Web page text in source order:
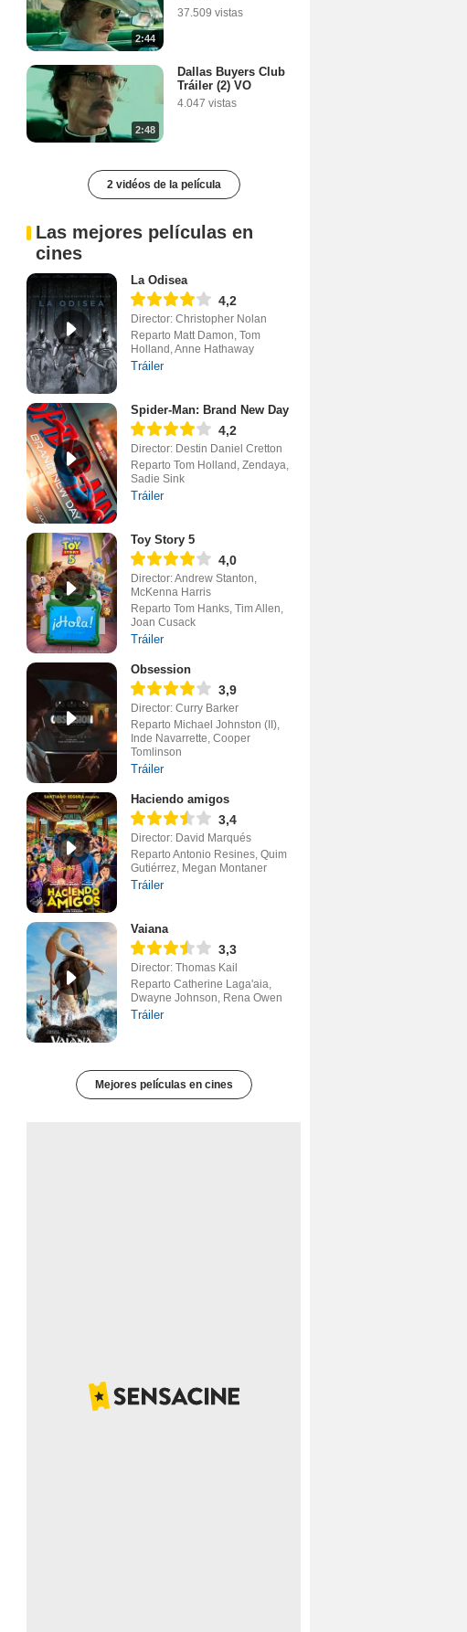
2:44
37.509 vistas
2:48
Dallas Buyers Club
Tráiler (2) VO
4.047 vistas
2 vidéos de la película
Las mejores películas en
cines
La Odisea
4,2
Director: Christopher Nolan
Reparto Matt Damon, Tom
Holland, Anne Hathaway
Tráiler
Spider-Man: Brand New Day
4,2
Director: Destin Daniel Cretton
Reparto Tom Holland, Zendaya,
Sadie Sink
Tráiler
Toy Story 5
4,0
Director: Andrew Stanton,
McKenna Harris
Reparto Tom Hanks, Tim Allen,
Joan Cusack
Tráiler
Obsession
3,9
Director: Curry Barker
Reparto Michael Johnston (II),
Inde Navarrette, Cooper
Tomlinson
Tráiler
Haciendo amigos
3,4
Director: David Marqués
Reparto Antonio Resines, Quim
Gutiérrez, Megan Montaner
Tráiler
Vaiana
3,3
Director: Thomas Kail
Reparto Catherine Laga'aia,
Dwayne Johnson, Rena Owen
Tráiler
Mejores películas en cines